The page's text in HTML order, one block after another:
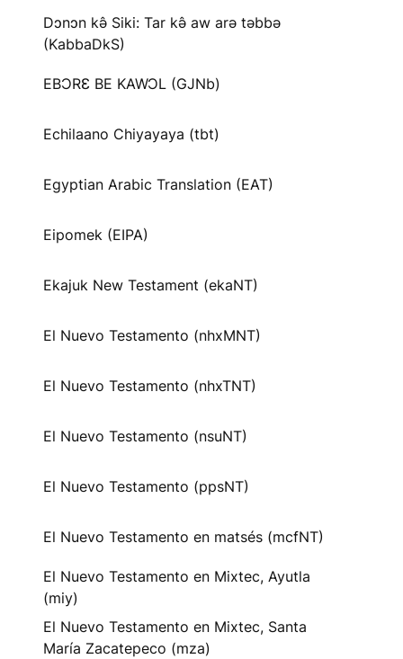
Dɔnɔn kə̂ Siki: Tar kə̂ aw arə təbbə
(KabbaDkS)
EBƆRƐ BE KAWƆL (GJNb)
Echilaano Chiyayaya (tbt)
Egyptian Arabic Translation (EAT)
Eipomek (EIPA)
Ekajuk New Testament (ekaNT)
El Nuevo Testamento (nhxMNT)
El Nuevo Testamento (nhxTNT)
El Nuevo Testamento (nsuNT)
El Nuevo Testamento (ppsNT)
El Nuevo Testamento en matsés (mcfNT)
El Nuevo Testamento en Mixtec, Ayutla
(miy)
El Nuevo Testamento en Mixtec, Santa
María Zacatepeco (mza)